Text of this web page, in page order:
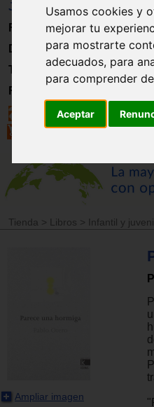
Usamos cookies y
mejorar tu
para mostrarte
adecuados, para
para comprender
Aceptar
Juguetes
Formación
Directorio
Trabajo
Registro
Tienda > Libros > Infantil y
Ampliar imagen